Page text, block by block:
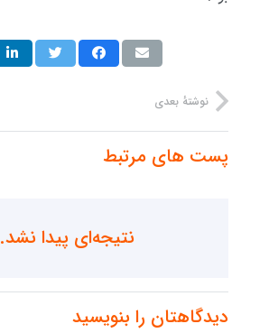
نوشتهٔ بعدی
پست های مرتبط
نتیجه‌ای پیدا نشد.
دیدگاهتان را بنویسید